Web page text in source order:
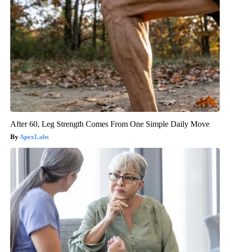
After 60, Leg Strength Comes From One Simple Daily Move
ApexLabs